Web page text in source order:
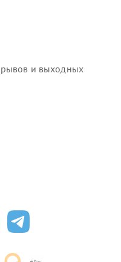
и выходных